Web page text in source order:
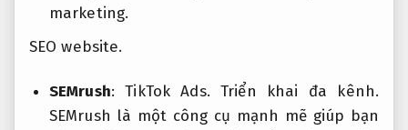
marketing.
SEO website.
SEMrush:TikTok Ads. Triển khai đa kênh.
SEMrush là một công cụ mạnh mẽ giúp bạn